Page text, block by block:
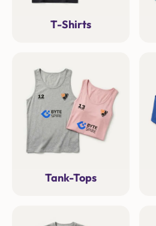
T-Shirts
Tank-Tops